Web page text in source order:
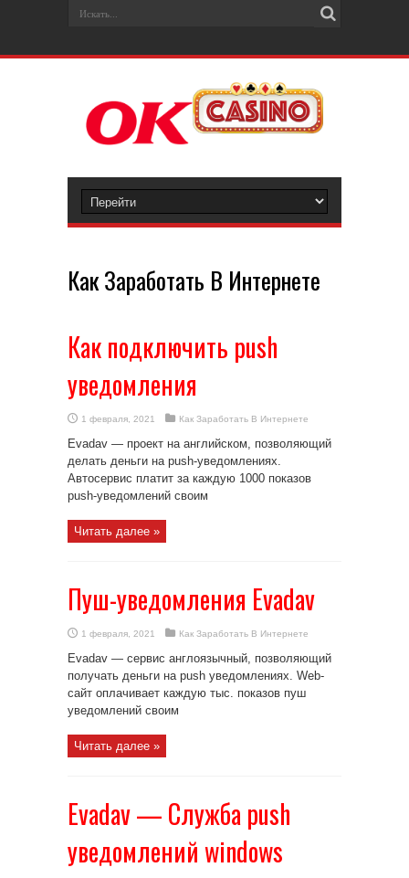
Как Заработать В Интернете
Как подключить push
уведомления
1 февраля, 2021 Как Заработать В Интернете
Evadav — проект на английском, позволяющий
делать деньги на push-уведомлениях.
Автосервис платит за каждую 1000 показов
push-уведомлений своим
Читать далее »
Пуш-уведомления Evadav
1 февраля, 2021 Как Заработать В Интернете
Evadav — сервис англоязычный, позволяющий
получать деньги на push уведомлениях. Web-
сайт оплачивает каждую тыс. показов пуш
уведомлений своим
Читать далее »
Evadav — Служба push
уведомлений windows